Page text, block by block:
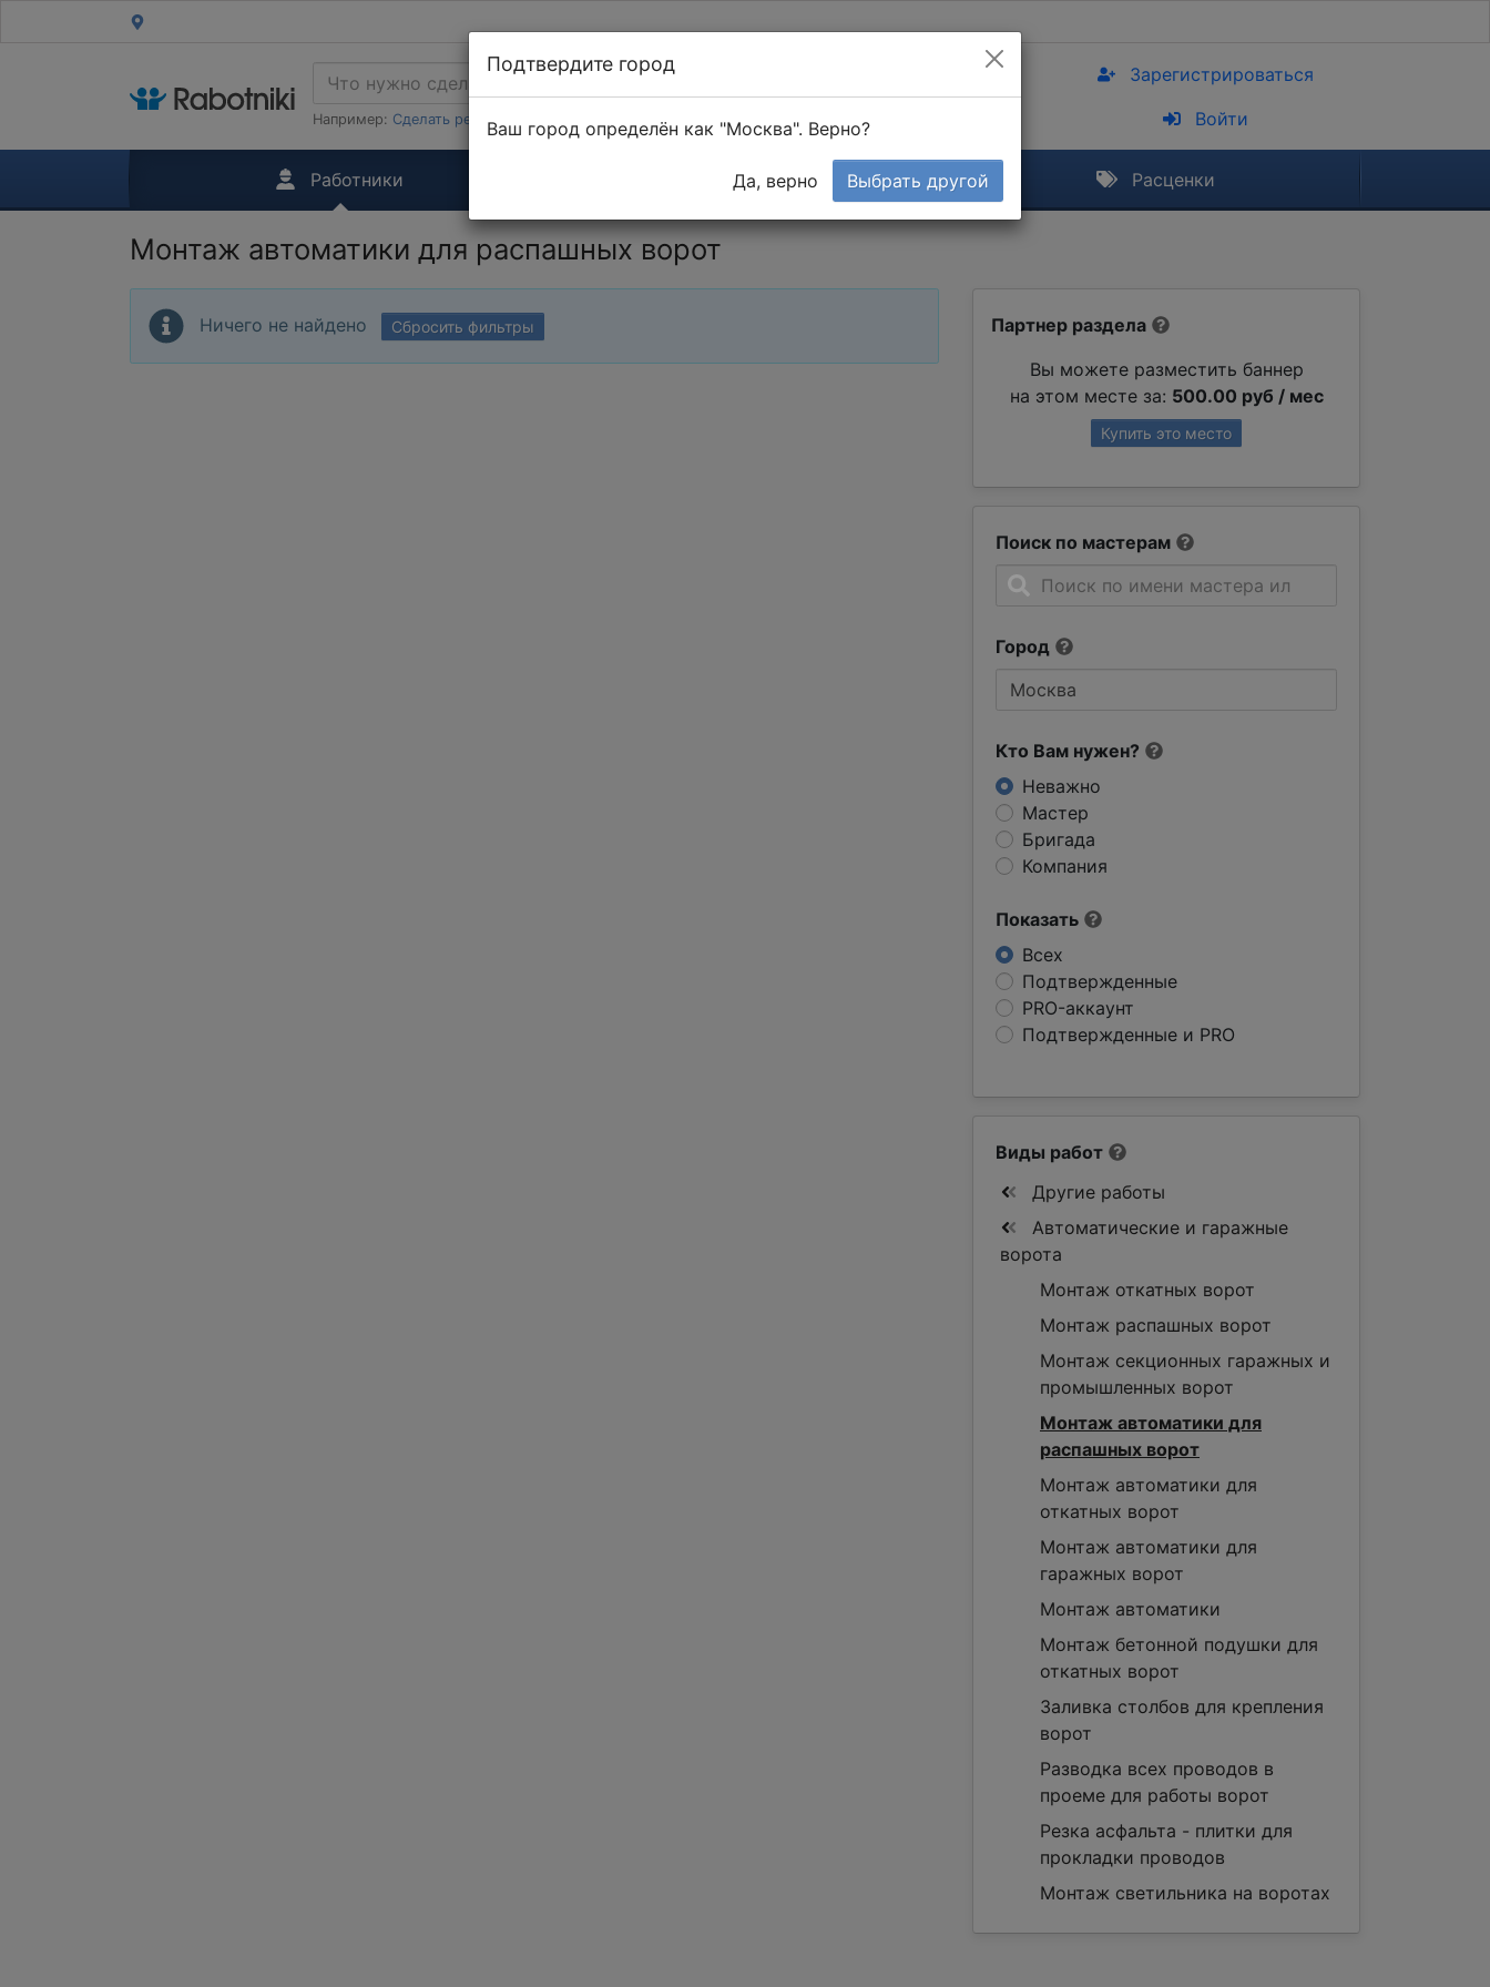
Например: Сделать ремонт в 1-к квартире
Зарегистрироваться
Войти
Работники Тендеры Расценки
Монтаж автоматики для распашных ворот
Партнер раздела
Вы можете разместить баннер
на этом месте за: 500.00 руб / мес
Купить это место
Поиск по мастерам
Город
Кто Вам нужен?
Неважно
Мастер
Бригада
Компания
Показать
Всех
Подтвержденные
PRO-аккаунт
Подтвержденные и PRO
Ничего не найдено Сбросить фильтры
Виды работ
Другие работы
Автоматические и гаражные
ворота
Монтаж откатных ворот
Монтаж распашных ворот
Монтаж секционных гаражных и
промышленных ворот
Монтаж автоматики для
распашных ворот
Монтаж автоматики для
откатных ворот
Монтаж автоматики для
гаражных ворот
Монтаж автоматики
Монтаж бетонной подушки для
откатных ворот
Заливка столбов для крепления
ворот
Разводка всех проводов в
проеме для работы ворот
Резка асфальта - плитки для
прокладки проводов
Монтаж светильника на воротах
Подтвердите город
Ваш город определён как "Москва". Верно?
Да, верно Выбрать другой